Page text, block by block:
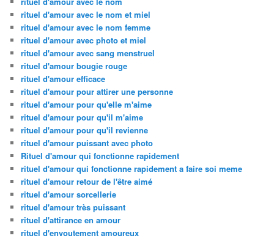
rituel d'amour avec le nom et miel
rituel d'amour avec le nom femme
rituel d'amour avec photo et miel
rituel d'amour avec sang menstruel
rituel d'amour bougie rouge
rituel d'amour efficace
rituel d'amour pour attirer une personne
rituel d'amour pour qu'elle m'aime
rituel d'amour pour qu'il m'aime
rituel d'amour pour qu'il revienne
rituel d'amour puissant avec photo
Rituel d'amour qui fonctionne rapidement
rituel d'amour qui fonctionne rapidement a faire soi meme
rituel d'amour retour de l'être aimé
rituel d'amour sorcellerie
rituel d'amour très puissant
rituel d'attirance en amour
rituel d'envoutement amoureux